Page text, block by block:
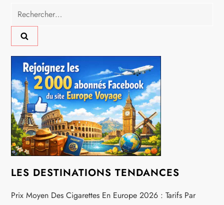
i
o
n
d
e
l
’
a
Rechercher :
LES DESTINATIONS TENDANCES
Prix Moyen Des Cigarettes En Europe 2026 : Tarifs Par